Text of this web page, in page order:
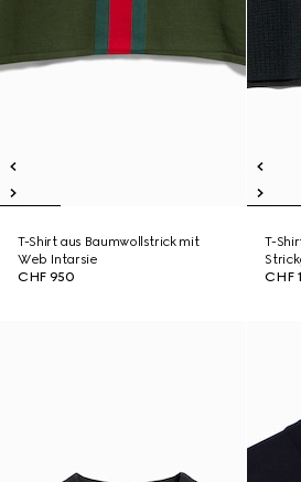
T-Shirt aus Baumwollstrick mit
Web Intarsie
CHF 950
T-
CHF